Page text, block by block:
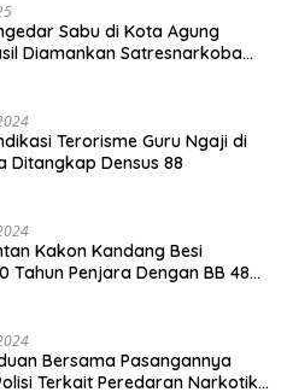
Sabu di Kota Agung
Diamankan Satresnarkoba
Terorisme Guru Ngaji di
Ditangkap Densus 88
Kakon Kandang Besi
Tahun Penjara Dengan BB 48
Bersama Pasangannya
Terkait Peredaran Narkotika